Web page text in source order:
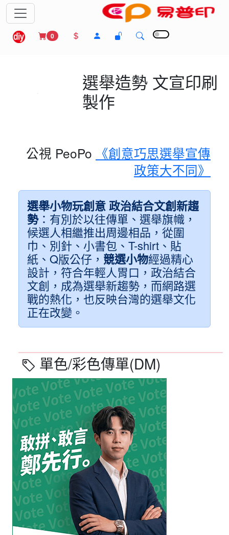
0
選舉造勢 文宣印刷
製作
公視 PeoPo 《創意巧思選舉宣傳
政策大不同》
選舉小物玩創意 政治結合文創新趨
勢：有別於以往傳單、選舉旗幟，
候選人相繼推出周邊相品，從圍
巾、別針、小書包、T-shirt、貼
紙、Q版公仔， 競選小物經過精心
設計，符合年輕人胃口，政治結合
文創，成為選舉新趨勢，而網路選
戰的熱化，也反映台灣的選舉文化
正在改變。
單色/彩色傳單(DM)